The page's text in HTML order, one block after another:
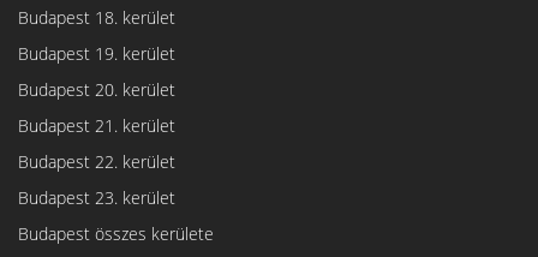
Budapest 18. kerület
Budapest 19. kerület
Budapest 20. kerület
Budapest 21. kerület
Budapest 22. kerület
Budapest 23. kerület
Budapest összes kerülete